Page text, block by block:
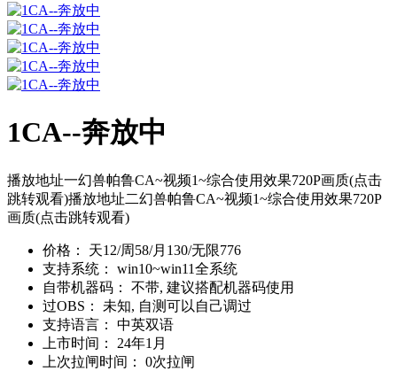
1CA--奔放中
播放地址一幻兽帕鲁CA~视频1~综合使用效果720P画质(点击
跳转观看)播放地址二幻兽帕鲁CA~视频1~综合使用效果720P
画质(点击跳转观看)
价格：
天12/周58/月130/无限776
支持系统：
win10~win11全系统
自带机器码：
不带, 建议搭配机器码使用
过OBS：
未知, 自测可以自己调过
支持语言：
中英双语
上市时间：
24年1月
上次拉闸时间：
0次拉闸